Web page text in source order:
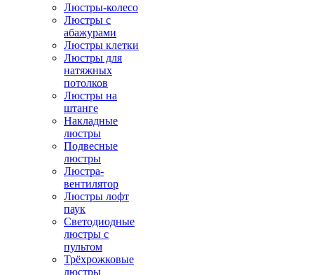
Люстры-колесо
Люстры с
абажурами
Люстры клетки
Люстры для
натяжных
потолков
Люстры на
штанге
Накладные
люстры
Подвесные
люстры
Люстра-
вентилятор
Люстры лофт
паук
Светодиодные
люстры с
пультом
Трёхрожковые
люстры